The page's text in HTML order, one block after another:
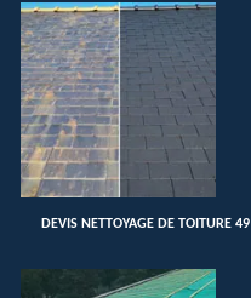
DEVIS NETTOYAGE DE TOITURE 49